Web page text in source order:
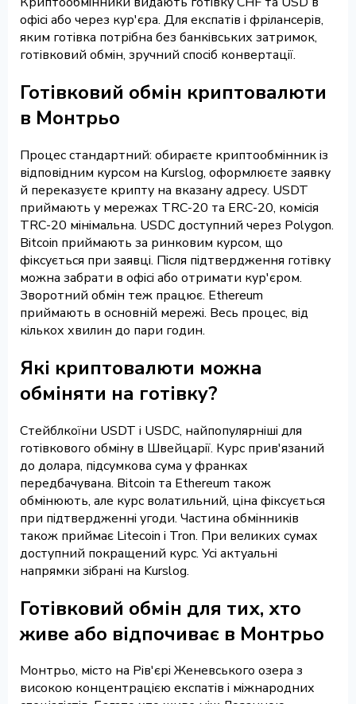
офісі або через кур'єра. Для експатів і фрілансерів,
яким готівка потрібна без банківських затримок,
готівковий обмін, зручний спосіб конвертації.
Готівковий обмін криптовалюти
в Монтрьо
Процес стандартний: обираєте криптообмінник із
відповідним курсом на Kurslog, оформлюєте заявку
й переказуєте крипту на вказану адресу. USDT
приймають у мережах TRC-20 та ERC-20, комісія
TRC-20 мінімальна. USDC доступний через Polygon.
Bitcoin приймають за ринковим курсом, що
фіксується при заявці. Після підтвердження готівку
можна забрати в офісі або отримати кур'єром.
Зворотний обмін теж працює. Ethereum
приймають в основній мережі. Весь процес, від
кількох хвилин до пари годин.
Які криптовалюти можна
обміняти на готівку?
Стейблкоїни USDT і USDC, найпопулярніші для
готівкового обміну в Швейцарії. Курс прив'язаний
до долара, підсумкова сума у франках
передбачувана. Bitcoin та Ethereum також
обмінюють, але курс волатильний, ціна фіксується
при підтвердженні угоди. Частина обмінників
також приймає Litecoin і Tron. При великих сумах
доступний покращений курс. Усі актуальні
напрямки зібрані на Kurslog.
Готівковий обмін для тих, хто
живе або відпочиває в Монтрьо
Монтрьо, місто на Рів'єрі Женевського озера з
високою концентрацією експатів і міжнародних